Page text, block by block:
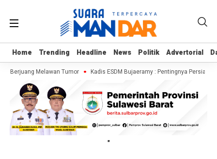
Home Trending Headline News Politik Advertorial
Home Trending Headline News Politik Advertorial
Berjuang Melawan Tumor Kadis ESDM Bujaeramy : Pentingnya Persiapan
"